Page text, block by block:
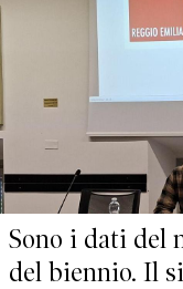
Sono i dati del
del biennio. Il